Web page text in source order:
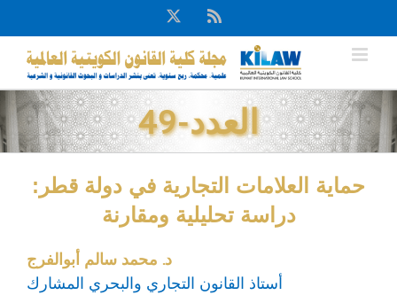
to
content
Rss
X
العدد-49
حماية العلامات التجارية في دولة قطر:
دراسة تحليلية ومقارنة
د. محمد سالم أبوالفرج
أستاذ القانون التجاري والبحري المشارك